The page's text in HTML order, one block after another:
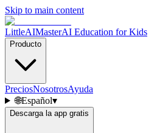
Skip to main content
LittleAIMasterAI Education for Kids
Producto
PreciosNosotrosAyuda
🌐Español▾
Descarga la app gratis